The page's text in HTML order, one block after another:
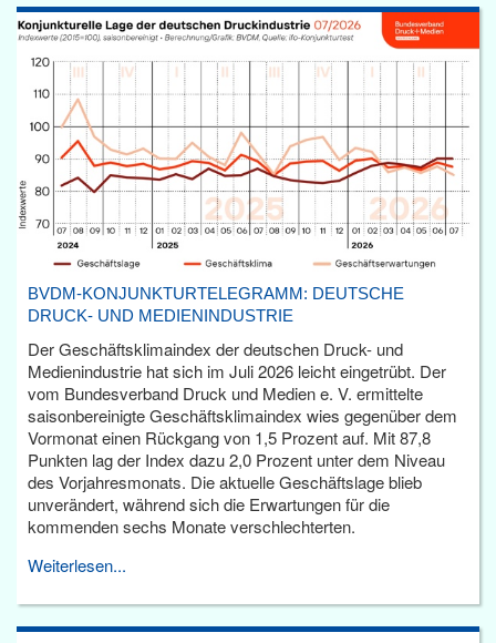
BVDM-KONJUNKTURTELEGRAMM: DEUTSCHE
DRUCK- UND MEDIENINDUSTRIE
Der Geschäftsklimaindex der deutschen Druck- und
Medienindustrie hat sich im Juli 2026 leicht eingetrübt. Der
vom Bundesverband Druck und Medien e. V. ermittelte
saisonbereinigte Geschäftsklimaindex wies gegenüber dem
Vormonat einen Rückgang von 1,5 Prozent auf. Mit 87,8
Punkten lag der Index dazu 2,0 Prozent unter dem Niveau
des Vorjahresmonats. Die aktuelle Geschäftslage blieb
unverändert, während sich die Erwartungen für die
kommenden sechs Monate verschlechterten.
Weiterlesen...